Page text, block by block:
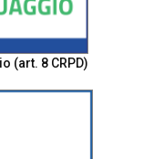
(art. 8 CRPD)